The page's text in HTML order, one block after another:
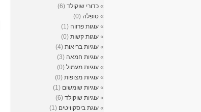
» כדורי שוקולד (6)
» סופלה (0)
» עוגות פרווה (1)
» עוגות קשות (0)
» עוגיות בריאות (4)
» עוגיות חמאה (3)
» עוגיות מעמול (0)
» עוגיות מצופות (0)
» עוגיות שומשום (1)
» עוגיות שוקולד (6)
» עוגת ביסקוויטים (1)